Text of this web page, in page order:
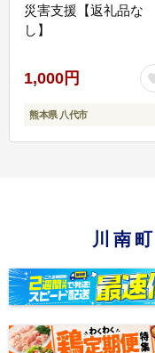
災害支援【返礼品な
し】
1,000円
熊本県 八代市
川南